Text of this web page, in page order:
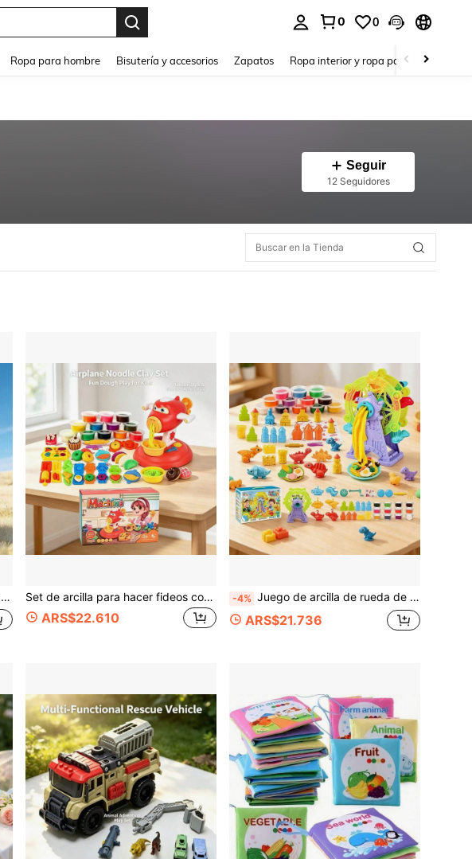
0 0
Ropa para hombre Bisutería y accesorios Zapatos Ropa interior y ropa para dormir
Seguir
12 Seguidores
Set de arcilla para hacer fideos con avión rojo, con arcilla y juego completo de moldes de alimentos, los niños pueden hacer fideos, postres, formas de frutas y verduras, adecuado para interacción padres e hijos en casa, reuniones con amigos, cumpleaños, Navidad, Halloween, regalo preferido para niños en días festivos, juguete educativo hecho a mano para niños y niñas
ARS$22.610
-4% Juego de arcilla de rueda de la fortuna, molde de castillo de dinosaurio, diversión de presionar y extruir para dar forma a fideos, adecuado para manualidades en casa entre padres e hijos, juego de recreo en el jardín de infancia, creación DIY para fiestas de cumpleaños, regalo perfecto para niños en Navidad, Halloween, Pascua, juguete hecho a mano unisex
ARS$21.736